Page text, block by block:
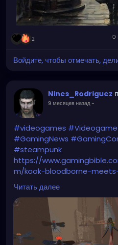
2 0
Войдите, чтобы отмечать,
Nines_Rodriguez
9 месяцев назад-
#videogames #Videogame
#GamingNews
#steampunk
https://
m/kook-bloodborne-
20251109
Читать далее